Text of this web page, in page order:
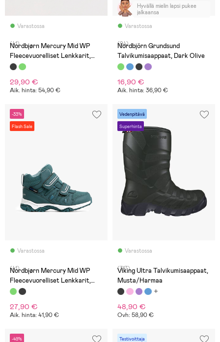
Varastossa
(41)
Nordbjørn Mercury Mid WP
Fleecevuorelliset Lenkkarit,
Black/White
29,90 €
Aik. hinta: 54,90 €
Varastossa
Hyvällä mielin lapsi pukee
jalkaansa
(94)
Nordbjörn Grundsund
Talvikumisaappaat, Dark Olive
16,90 €
Aik. hinta: 36,90 €
-33%
Flash Sale
Varastossa
(41)
Nordbjørn Mercury Mid WP
Fleecevuorelliset Lenkkarit,
Sagebrush
27,90 €
Aik. hinta: 41,90 €
Vedenpitävä
Superhinta
Varastossa
(317)
Viking Ultra Talvikumisaappaat,
Musta/Harmaa
48,90 €
Ovh: 58,90 €
-49% Testivoittaja